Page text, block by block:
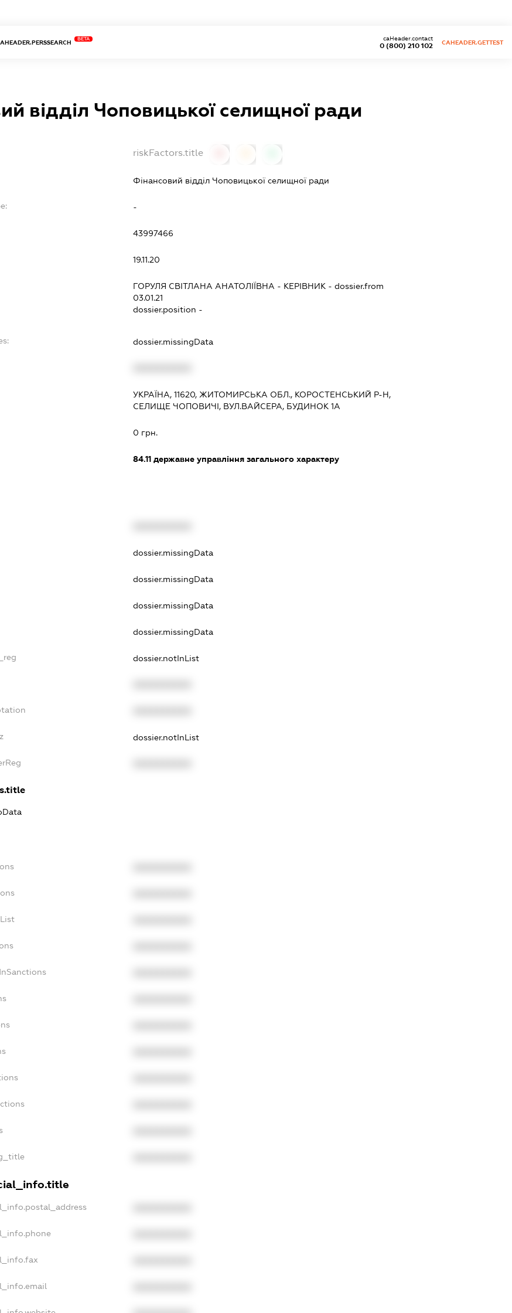
BETA
0 (800) 210 102
caHeader.contact
CAHEADER.GETTEST
відділ Чоповицької селищної ради
riskFactors.title
Фінансовий відділ Чоповицької селищної ради
-
43997466
19.11.20
ГОРУЛЯ СВІТЛАНА АНАТОЛІЇВНА - КЕРІВНИК - dossier.from
03.01.21
dossier.position -
dossier.missingData
УКРАЇНА, 11620, ЖИТОМИРСЬКА ОБЛ., КОРОСТЕНСЬКИЙ Р-Н,
СЕЛИЩЕ ЧОПОВИЧІ, ВУЛ.ВАЙСЕРА, БУДИНОК 1А
0 грн.
84.11 державне управління загального характеру
dossier.missingData
dossier.missingData
dossier.missingData
dossier.missingData
dossier.notInList
dossier.notInList